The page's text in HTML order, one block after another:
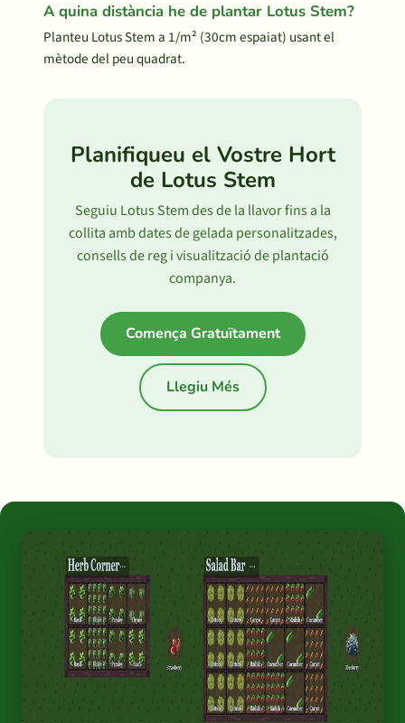
A quina distància he de plantar Lotus Stem?
Planteu Lotus Stem a 1/m² (30cm espaiat) usant el
mètode del peu quadrat.
Planifiqueu el Vostre Hort
de Lotus Stem
Seguiu Lotus Stem des de la llavor fins a la
collita amb dates de gelada personalitzades,
consells de reg i visualització de plantació
companya.
Comença Gratuïtament
Llegiu Més